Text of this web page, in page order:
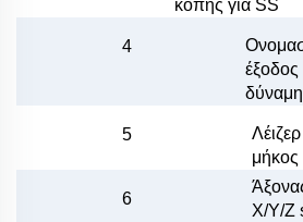
κοπής για SS
4
έξοδος
δύναμη
5
μήκος
6
X/Y/Z